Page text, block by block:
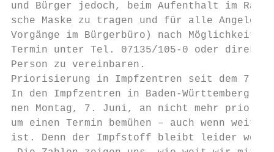
und Bürger jedoch, beim Aufenthalt im
sche Maske zu tragen und für alle
Vorgänge im Bürgerbüro) nach Möglichkeit
Termin unter Tel. 07135/105-0 oder direkt
Person zu vereinbaren.
Priorisierung in Impfzentren seit dem 7.
In den Impfzentren in Baden-Württemberg
nen Montag, 7. Juni, an nicht mehr
um einen Termin bemühen – auch wenn
ist. Denn der Impfstoff bleibt leider